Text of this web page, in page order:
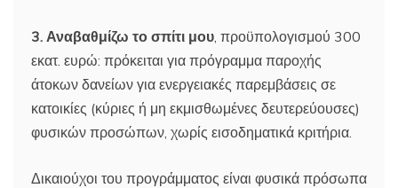
3. Αναβαθμίζω το σπίτι μου , προϋπολογισμού 300
εκατ. ευρώ: πρόκειται για πρόγραμμα παροχής
άτοκων δανείων για ενεργειακές παρεμβάσεις σε
κατοικίες (κύριες ή μη εκμισθωμένες δευτερεύουσες)
φυσικών προσώπων, χωρίς εισοδηματικά κριτήρια.
Δικαιούχοι του προγράμματος είναι φυσικά πρόσωπα